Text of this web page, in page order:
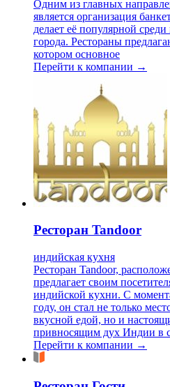
Одним из главных
является организация
делает её популярной
города. Рестораны
котором основное
Перейти к компании →
Ресторан Tandoor
индийская кухня
Ресторан Tandoor,
предлагает своим
индийской кухни. С
году, он стал не только
вкусной едой, но и
привносящим дух Индии в
Перейти к компании →